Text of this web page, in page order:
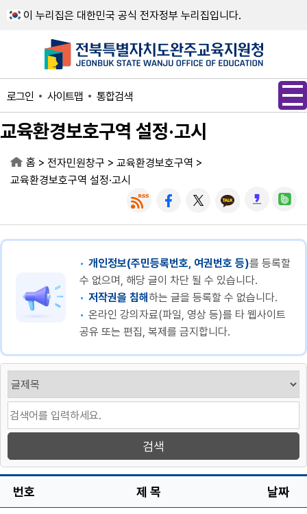
이 누리집은 대한민국 공식 전자정부 누리집입니다.
로그인 사이트맵 통합검색
교육환경보호구역 설정·고시
홈 > 전자민원창구 > 교육환경보호구역 >
교육환경보호구역 설정·고시
개인정보(주민등록번호, 여권번호 등)를 등록할
수 없으며, 해당 글이 차단 될 수 있습니다.
저작권을 침해하는 글을 등록할 수 없습니다.
온라인 강의자료(파일, 영상 등)를 타 웹사이트
공유 또는 편집, 복제를 금지합니다.
번호 제 목 날짜